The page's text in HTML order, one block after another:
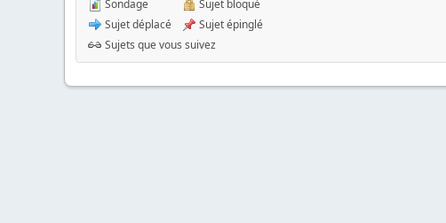
Sondage
Sujet déplacé
Sujet bloqué
Sujet épinglé
Sujets que vous suivez